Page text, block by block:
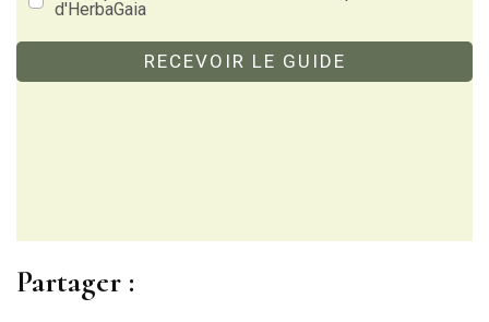
d'HerbaGaia
RECEVOIR LE GUIDE
Partager :